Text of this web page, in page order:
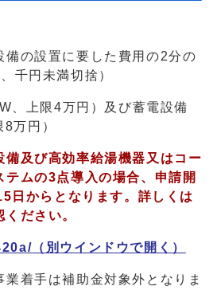
備の設置に要した費用の2分の
千円未満切捨）
、上限4万円）及び蓄電設備
万円）
及び高効率給湯機器又はコー
テムの3点導入の場合、申請開
日からとなります。詳しくは
ださい。
（別ウインドウで開く）
着手は補助金対象外となりま